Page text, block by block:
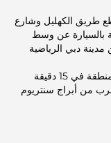
طريق الكهليل وشارع
زايد. المكان يبعد فقط 30 دقيقة بالسيارة عن وسط
دبي الرياضية
من مطار آل مكتوم، يمكنك الوصول إلى هذه المنطقة في 15 دقيقة
من أبراج سنتريوم